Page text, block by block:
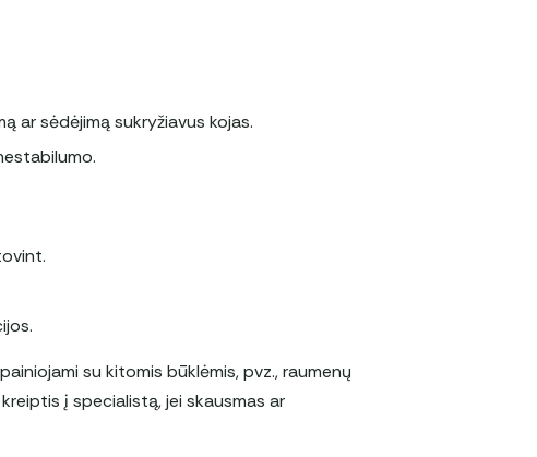
ar sėdėjimą sukryžiavus kojas.
su kitomis būklėmis, pvz., raumenų
į specialistą, jei skausmas ar